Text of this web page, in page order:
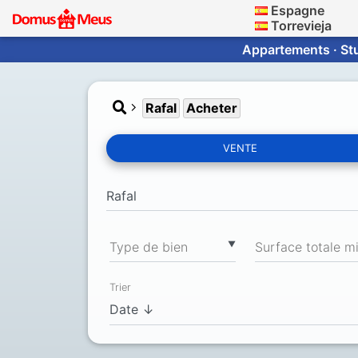
Espagne
Torrevieja
Appartements ·
Rafal Acheter
VENTE
▼
Type de bien
Trier